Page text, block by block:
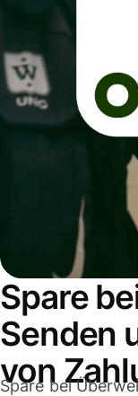
Spare
Senden
von
Spare bei